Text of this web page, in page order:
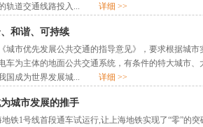
的轨道交通线路投入... 详细 >>
和谐、可持续
城市优先发展公共交通的指导意见》，要求根据城市
车为主体的地面公共交通系统，有条件的特大城市、
我国成为世界发展城... 详细 >>
城市发展的推手
地铁1号线首段通车试运行,让上海地铁实现了“零”的突